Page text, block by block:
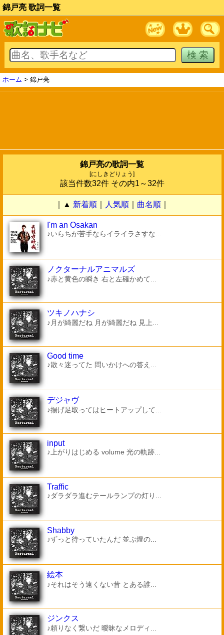
錦戸亮 歌詞一覧
ホーム > 錦戸亮
錦戸亮の歌詞一覧
[にしきどりょう]
該当件数32件 その内1～32件
｜▲ 新着順 人気順 曲名順
I'm an Osakan
♪いらちが苦手ならイライラさすな...
ノクターナルアニマルズ
♪赤と黄色の瞬き 右と左確かめて...
ツキノハナシ
♪月が綺麗だね 月が綺麗だね 見上...
Good time
♪散々迷ってた 問いかけへの答え...
デジャヴ
♪揚げ足取ってはヒートアップして...
input
♪上がりはじめる volume 光の軌跡...
Traffic
♪ダラダラ進むテールランプの灯り...
Shabby
♪ずっと待っていたんだ 並ぶ燈の...
絵本
♪それはそう遠くない昔 とある誰...
ジンクス
♪頼りなく繋いだ 曖昧なメロディ...